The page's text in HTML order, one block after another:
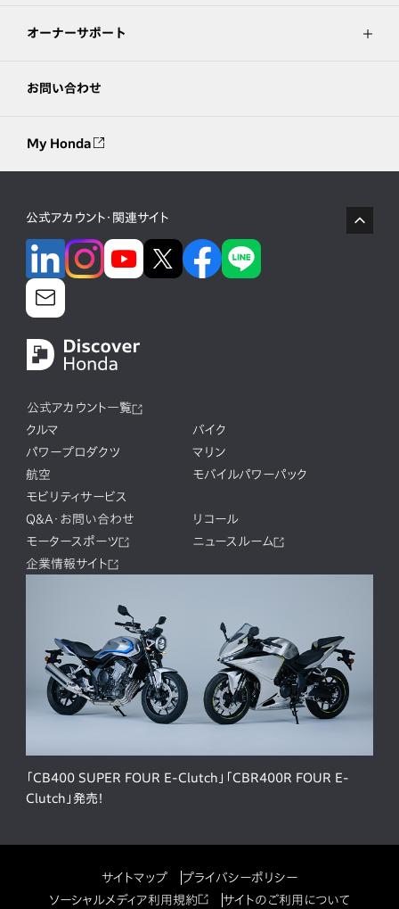
オーナーサポート
お問い合わせ
My Honda
公式アカウント・関連サイト
公式アカウント一覧
クルマ
バイク
パワープロダクツ
マリン
航空
モバイルパワーパック
モビリティサービス
Q&A・お問い合わせ
リコール
モータースポーツ
ニュースルーム
企業情報サイト
「CB400 SUPER FOUR E-Clutch」「CBR400R FOUR E-
Clutch」発売！
サイトマップ
プライバシーポリシー
ソーシャルメディア利用規約
サイトのご利用について